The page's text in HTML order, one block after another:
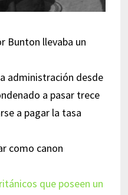
Bunton llevaba un
administración desde
a pasar trece
a pagar la tasa
como canon
que poseen un